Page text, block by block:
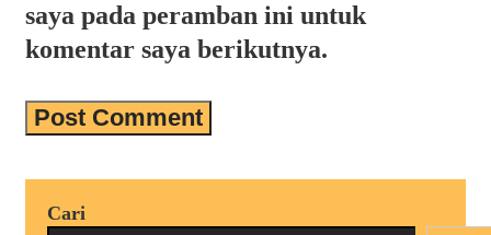
saya pada peramban ini untuk
komentar saya berikutnya.
Cari